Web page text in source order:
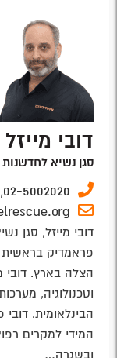
דובי מייזל
סגן נשיא לחדשנות
02-5002020,
דובי מייזל, סגן
פראמדיק
הצלה בארץ. דובי
וטכנולוגיה,
הבינלאומית.
המידי למקרים
ובשגרה…